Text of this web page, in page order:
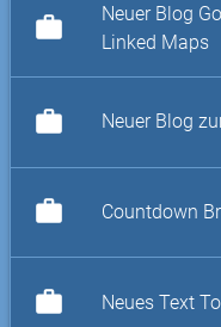
work
Neuer Blog
Linked Maps
work Neuer Blog
work Countdown
work Neues Text